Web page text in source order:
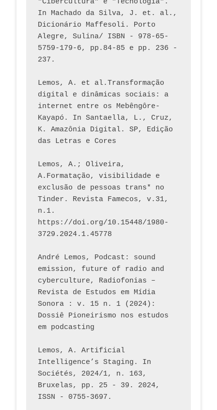
In Machado da Silva, J. et. al.,
Dicionário Maffesoli. Porto
Alegre, Sulina/ ISBN - 978-65-
5759-179-6, pp.84-85 e pp. 236 -
237.
Lemos, A. et al.Transformação
digital e dinâmicas sociais: a
internet entre os Mebêngôre-
Kayapó. In Santaella, L., Cruz,
K. Amazônia Digital. SP, Edição
das Letras e Cores
Lemos, A.; Oliveira,
A.Formatação, visibilidade e
exclusão de pessoas trans* no
Tinder. Revista Famecos, v.31,
n.1.
https://doi.org/10.15448/1980-
3729.2024.1.45778
André Lemos, Podcast: sound
emission, future of radio and
cyberculture, Radiofonias –
Revista de Estudos em Mídia
Sonora : v. 15 n. 1 (2024):
Dossiê Pioneirismo nos estudos
em podcasting
Lemos, A. Artificial
Intelligence’s Staging. In
Sociétés, 2024/1, n. 163,
Bruxelas, pp. 25 - 39. 2024,
ISSN - 0755-3697.